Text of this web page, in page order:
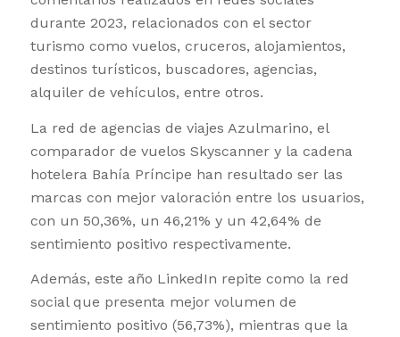
durante 2023, relacionados con el sector
turismo como vuelos, cruceros, alojamientos,
destinos turísticos, buscadores, agencias,
alquiler de vehículos, entre otros.
La red de agencias de viajes Azulmarino, el
comparador de vuelos Skyscanner y la cadena
hotelera Bahía Príncipe han resultado ser las
marcas con mejor valoración entre los usuarios,
con un 50,36%, un 46,21% y un 42,64% de
sentimiento positivo respectivamente.
Además, este año LinkedIn repite como la red
social que presenta mejor volumen de
sentimiento positivo (56,73%), mientras que la